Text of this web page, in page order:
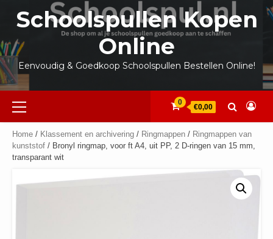
inhoud
Schoolspullen Kopen
Online
Eenvoudig & Goedkoop Schoolspullen Bestellen Online!
Primair
menu
0
€0,00
Home / Klassement en archivering / Ringmappen / Ringmappen van
kunststof / Bronyl ringmap, voor ft A4, uit PP, 2 D-ringen van 15 mm,
transparant wit